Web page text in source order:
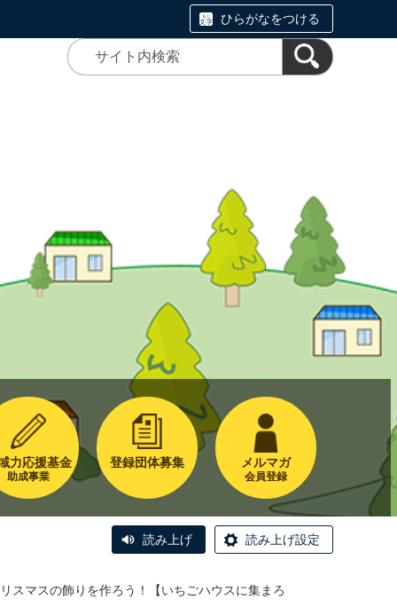
ひらがなをつける
力応援基金
助成事業
登録団体募集 メルマガ
会員登録
読み上げ 読み上げ設定
スマスの飾りを作ろう！【いちごハウスに集まろ